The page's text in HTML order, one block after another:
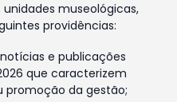
museológicas,
providências:
e publicações
que caracterizem
promoção da gestão;